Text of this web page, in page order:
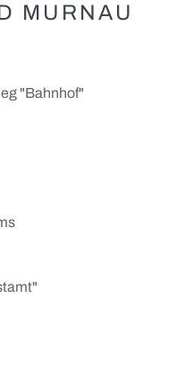
MURNAU
"Bahnhof"